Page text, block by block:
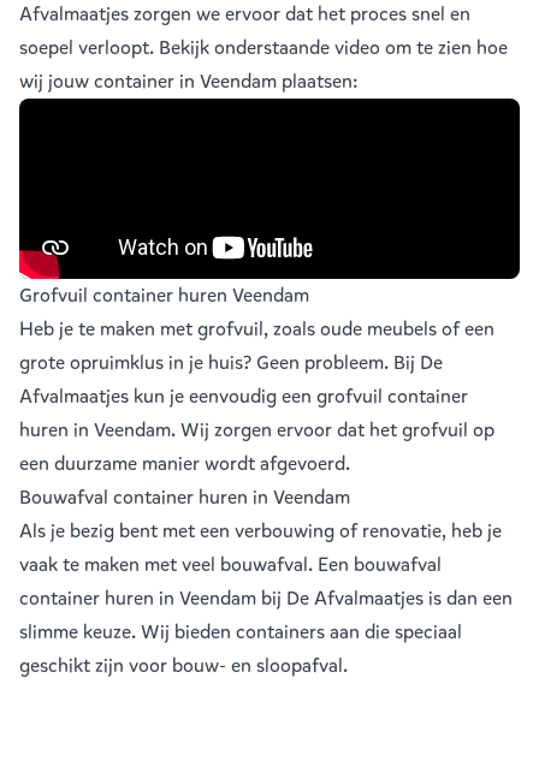
Afvalmaatjes zorgen we ervoor dat het proces snel en
soepel verloopt. Bekijk onderstaande video om te zien hoe
wij jouw container in Veendam plaatsen:
Grofvuil container huren Veendam
Heb je te maken met grofvuil, zoals oude meubels of een
grote opruimklus in je huis? Geen probleem. Bij De
Afvalmaatjes kun je eenvoudig een grofvuil container
huren in Veendam. Wij zorgen ervoor dat het grofvuil op
een duurzame manier wordt afgevoerd.
Bouwafval container huren in Veendam
Als je bezig bent met een verbouwing of renovatie, heb je
vaak te maken met veel bouwafval. Een bouwafval
container huren in Veendam bij De Afvalmaatjes is dan een
slimme keuze. Wij bieden containers aan die speciaal
geschikt zijn voor bouw- en sloopafval.